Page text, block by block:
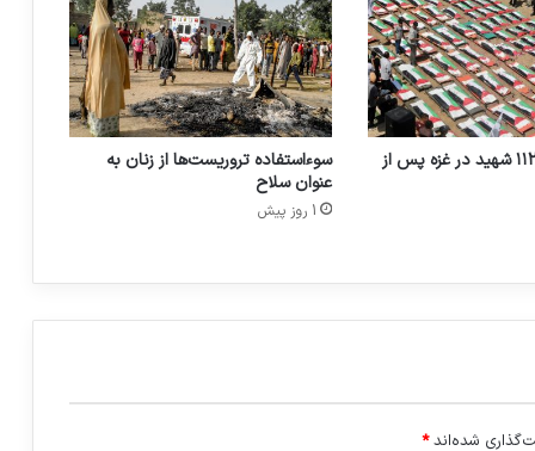
افشاگری گزارش دیده بان حقوق بشر از
جنایت هولناک رژیم صهیونیستی
تشییع و دفن ۱۱۲ شهید در غزه پس از
سوءاستفاده تروریست‌ها از زنان به
عنوان سلاح
1 روز پیش
شده‌اند*